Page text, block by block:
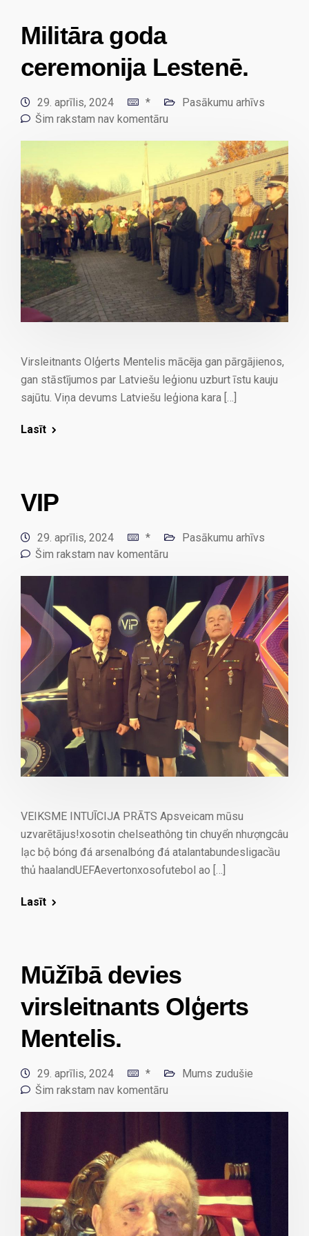
Militāra goda
ceremonija Lestenē.
29. aprīlis, 2024 *
Pasākumu arhīvs
Šim rakstam nav komentāru
Virsleitnants Olģerts Mentelis mācēja gan pārgājienos,
gan stāstījumos par Latviešu leģionu uzburt īstu kauju
sajūtu. Viņa devums Latviešu leģiona kara […]
Lasīt
VIP
29. aprīlis, 2024 *
Pasākumu arhīvs
Šim rakstam nav komentāru
VEIKSME INTUĪCIJA PRĀTS Apsveicam mūsu
uzvarētājus!xosotin chelseathông tin chuyển nhượngcâu
lạc bộ bóng đá arsenalbóng đá atalantabundesligacầu
thủ haalandUEFAevertonxosofutebol ao […]
Lasīt
Mūžībā devies
virsleitnants Olģerts
Mentelis.
29. aprīlis, 2024 *
Mums zudušie
Šim rakstam nav komentāru